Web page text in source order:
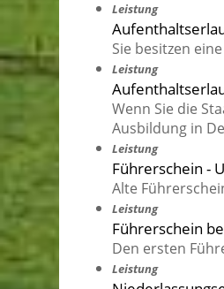
Leistung
Sie besitzen
Leistung
Wenn Sie die
Ausbildung in
Leistung
Führerschein -
Alte
Leistung
Führerschein
Den ersten
Leistung